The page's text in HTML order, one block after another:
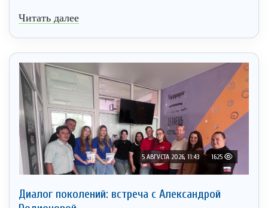
Читать далее
5 АВГУСТА 2026, 11:43 1625
Диалог поколений: встреча с Александрой